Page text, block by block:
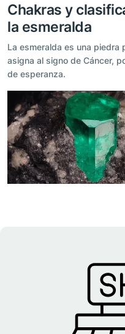
Chakras y
la esmeralda
La esmeralda es una piedra
asigna al signo de Cáncer,
de esperanza.